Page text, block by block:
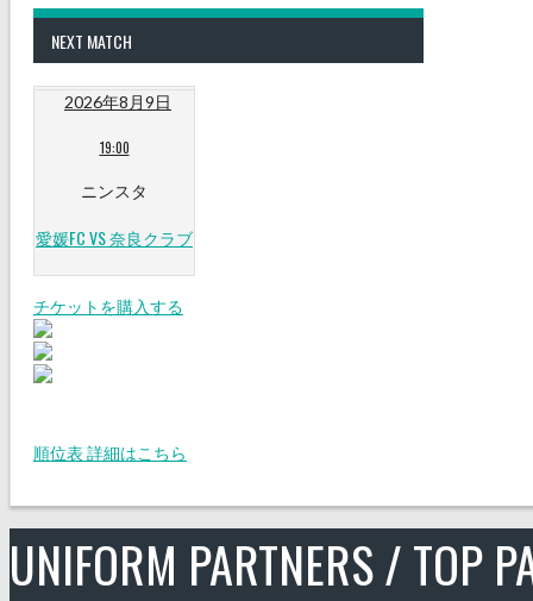
NEXT MATCH
2026年8月9日
19:00
ニンスタ
愛媛FC VS 奈良クラブ
チケットを購入する
順位表 詳細はこちら
UNIFORM PARTNERS / TOP